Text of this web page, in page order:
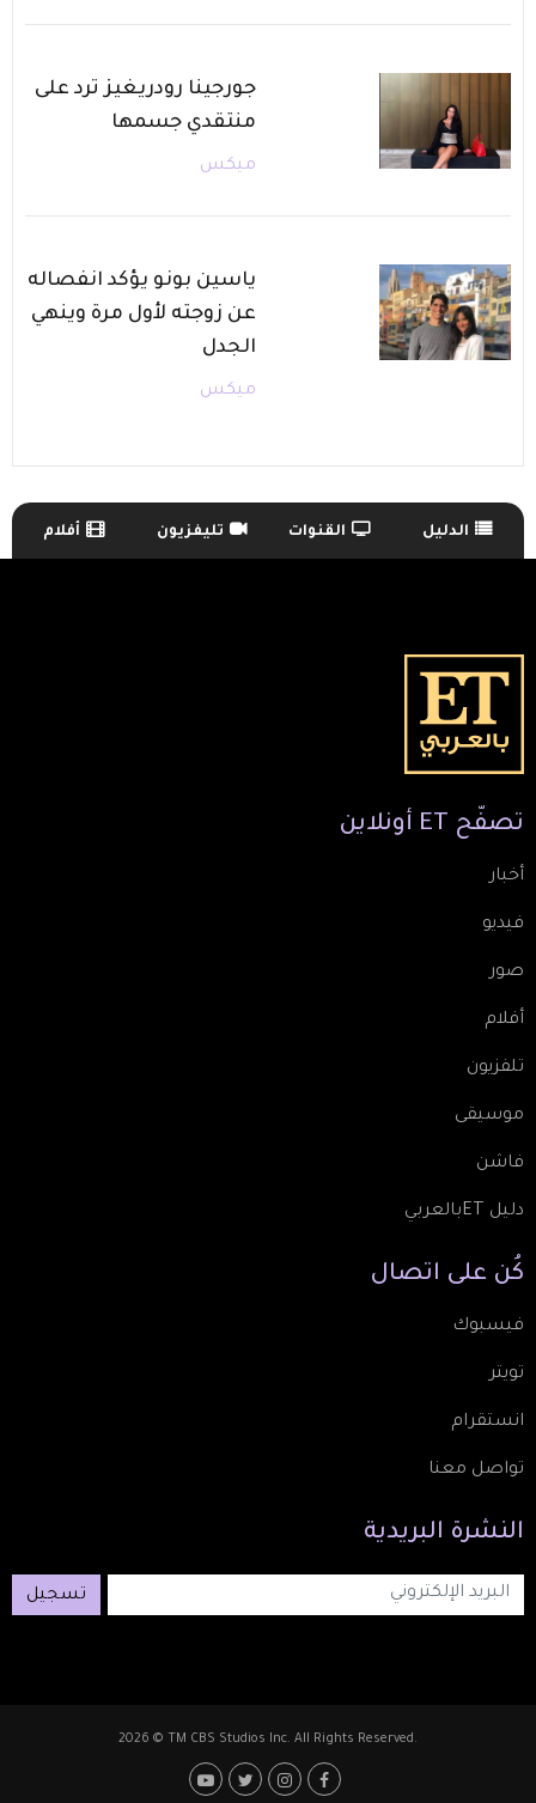
جورجينا رودريغيز ترد على
منتقدي جسمها
ميكس
ياسين بونو يؤكد انفصاله
عن زوجته لأول مرة وينهي
الجدل
ميكس
TV Guide Menu الدليل القنوات تليفزيون أفلام
تصفّح ET أونلاين
أخبار
فيديو
صور
أفلام
تلفزيون
موسيقى
فاشن
دليل ETبالعربي
كُن على اتصال
فيسبوك
تويتر
انستقرام
تواصل معنا
النشرة البريدية
تسجيل
2026 © TM CBS Studios Inc. All Rights Reserved.
Footer: Social Media